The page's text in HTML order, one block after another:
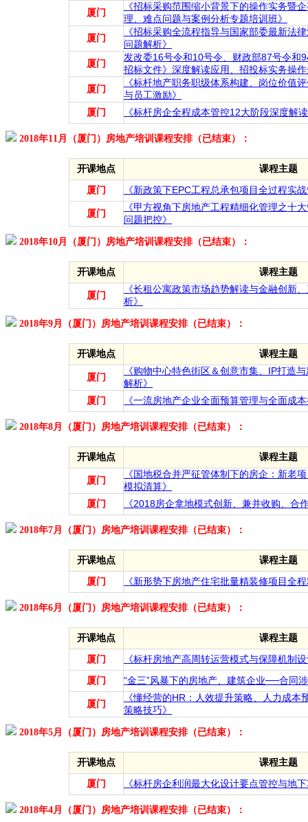
厦门
《招标采购范围缩小背景下的操作实务暨
理、难点问题与案例分析专题培训班》
厦门
《招标采购全流程指导与国家部委最新法
问题解析》
厦门
发改委16号令和10号令、财政部87号令和
招标文件》深度解读应用、招投标实务操
厦门
《标杆地产职务职级体系构建、岗位价值
与员工激励》
厦门
《标杆房企全程成本管控12大阶段深度解
2018年11月（厦门）房地产培训课程安排（已结束）：
开课地点 课程主题
厦门 《新政策下EPC工程总承包项目全过程实
厦门
《甲方视角下房地产工程精细化管理之十
问题把控》
2018年10月（厦门）房地产培训课程安排（已结束）：
开课地点 课程主题
厦门
《长租公寓政策市场趋势解读与金融创新
析》
2018年9月（厦门）房地产培训课程安排（已结束）：
开课地点 课程主题
厦门
《购物中心特色街区＆创意市集、IP打造
解析》
厦门
《一流房地产企业全面预算管理与全面成
2018年8月（厦门）房地产培训课程安排（已结束）：
开课地点 课程主题
厦门
《国地税合并严征管体制下的房企：新老
模拟清算》
厦门
《2018房企拿地模式创新、兼并收购、合
2018年7月（厦门）房地产培训课程安排（已结束）：
开课地点 课程主题
厦门 《新形势下房地产住宅批量精装修项目全
2018年6月（厦门）房地产培训课程安排（已结束）：
开课地点 课程主题
厦门
《标杆房地产高周转运营模式与保障机制
厦门
“金三”风暴下的房地产、建筑企业──合同
厦门
《懂经营的HR：人效提升策略、人力成
策略技巧》
2018年5月（厦门）房地产培训课程安排（已结束）：
开课地点 课程主题
厦门 《标杆房企利润最大化设计要点管控与地
2018年4月（厦门）房地产培训课程安排（已结束）：